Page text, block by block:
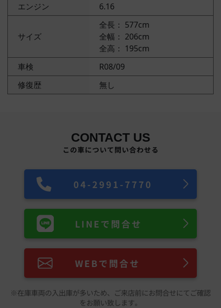
エンジン
6.16
サイズ
全長： 577cm
全幅： 206cm
全高： 195cm
車検
R08/09
修復歴
無し
CONTACT US
この車について問い合わせる
04-2991-7770
LINEで問合せ
WEBで問合せ
※在庫車両の入出庫が多いため、ご来店前にお問合せにてご確認
をお願い致します。